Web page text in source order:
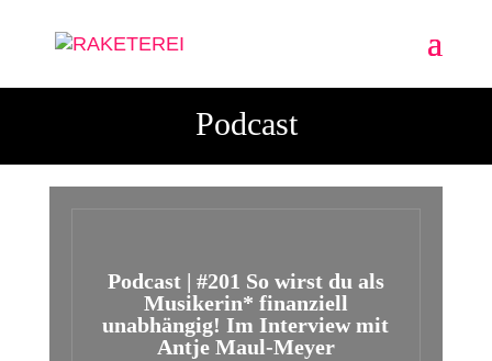
Podcast
Podcast | #201 So wirst du als
Musikerin* finanziell
unabhängig! Im Interview mit
Antje Maul-Meyer